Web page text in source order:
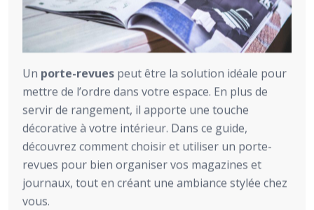
Un porte-revues peut être la solution idéale pour
mettre de l’ordre dans votre espace. En plus de
servir de rangement, il apporte une touche
décorative à votre intérieur. Dans ce guide,
découvrez comment choisir et utiliser un porte-
revues pour bien organiser vos magazines et
journaux, tout en créant une ambiance stylée chez
vous.